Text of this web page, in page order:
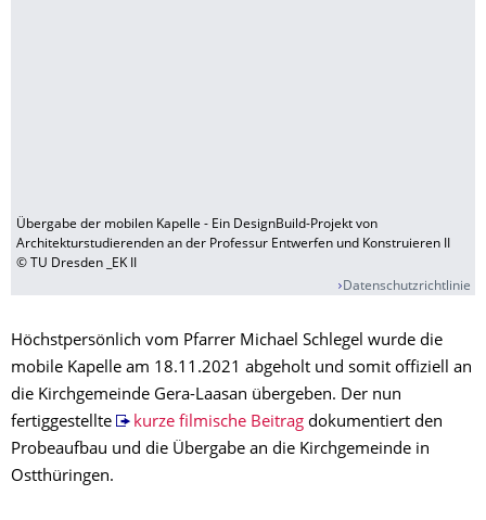
Übergabe der mobilen Kapelle - Ein DesignBuild-Projekt von
Architekturstudierenden an der Professur Entwerfen und Konstruieren II
© TU Dresden _EK II
Datenschutzrichtlinie
Höchstpersönlich vom Pfarrer Michael Schlegel wurde die
mobile Kapelle am 18.11.2021 abgeholt und somit offiziell an
die Kirchgemeinde Gera-Laasan übergeben. Der nun
fertiggestellte
kurze filmische Beitragdokumentiert den
Probeaufbau und die Übergabe an die Kirchgemeinde in
Ostthüringen.